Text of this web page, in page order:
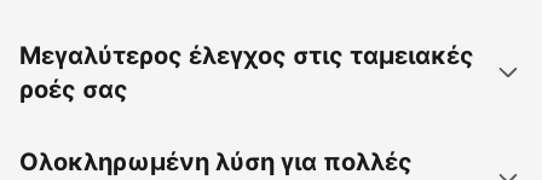
Μεγαλύτερος έλεγχος στις ταμειακές
ροές σας
Ολοκληρωμένη λύση για πολλές